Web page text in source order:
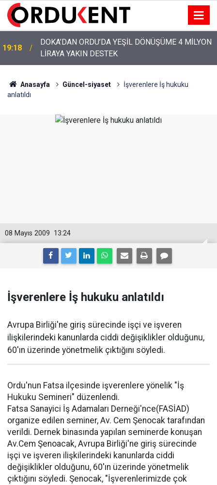
12:46
YENİ PARTİ’NİN ORDU’DAKİ 69 KİŞİLİK KURUCU
KADROSU AÇIKLANDI
Anasayfa Güncel-siyaset
İşverenlere İş hukuku
anlatıldı
13:24
08 Mayıs 2009
İşverenlere İş hukuku anlatıldı
Avrupa Birliği'ne giriş sürecinde işçi ve işveren
ilişkilerindeki kanunlarda ciddi değişiklikler olduğunu,
60'ın üzerinde yönetmelik çıktığını söyledi.
Ordu'nun Fatsa ilçesinde işverenlere yönelik "İş
Hukuku Semineri" düzenlendi.
Fatsa Sanayici İş Adamaları Derneği'nce(FASİAD)
organize edilen seminer, Av. Cem Şenocak tarafından
verildi. Dernek binasında yapılan seminerde konuşan
Av.Cem Şenoacak, Avrupa Birliği'ne giriş sürecinde
işçi ve işveren ilişkilerindeki kanunlarda ciddi
değişiklikler olduğunu, 60'ın üzerinde yönetmelik
çıktığını söyledi. Şenocak, "İşverenlerimizde çok